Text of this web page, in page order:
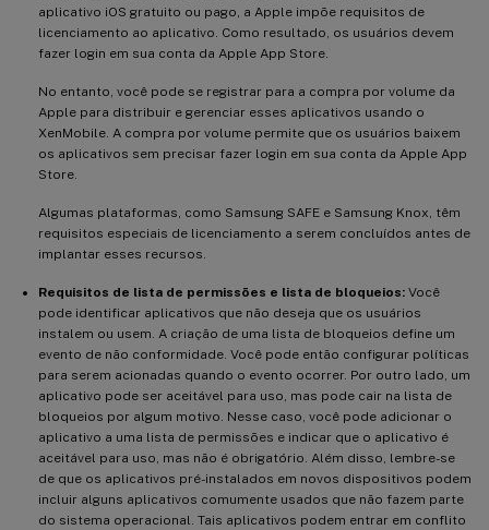
aplicativo iOS gratuito ou pago, a Apple impõe requisitos de
licenciamento ao aplicativo. Como resultado, os usuários devem
fazer login em sua conta da Apple App Store.
No entanto, você pode se registrar para a compra por volume da
Apple para distribuir e gerenciar esses aplicativos usando o
XenMobile. A compra por volume permite que os usuários baixem
os aplicativos sem precisar fazer login em sua conta da Apple App
Store.
Algumas plataformas, como Samsung SAFE e Samsung Knox, têm
requisitos especiais de licenciamento a serem concluídos antes de
implantar esses recursos.
Requisitos de lista de permissões e lista de bloqueios: Você
pode identificar aplicativos que não deseja que os usuários
instalem ou usem. A criação de uma lista de bloqueios define um
evento de não conformidade. Você pode então configurar políticas
para serem acionadas quando o evento ocorrer. Por outro lado, um
aplicativo pode ser aceitável para uso, mas pode cair na lista de
bloqueios por algum motivo. Nesse caso, você pode adicionar o
aplicativo a uma lista de permissões e indicar que o aplicativo é
aceitável para uso, mas não é obrigatório. Além disso, lembre-se
de que os aplicativos pré-instalados em novos dispositivos podem
incluir alguns aplicativos comumente usados que não fazem parte
do sistema operacional. Tais aplicativos podem entrar em conflito